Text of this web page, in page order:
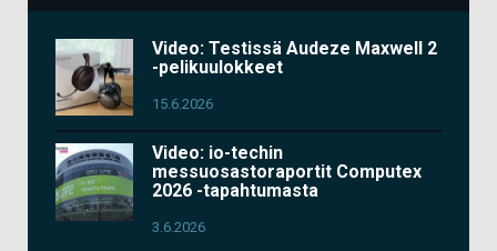
Video: Testissä Audeze Maxwell 2
-pelikuulokkeet
15.6.2026
Video: io-techin
messuosastoraportit Computex
2026 -tapahtumasta
3.6.2026